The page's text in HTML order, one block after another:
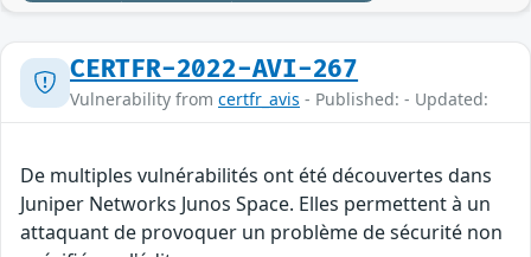
CERTFR-2022-AVI-267
Vulnerability from certfr_avis - Published: - Updated:
De multiples vulnérabilités ont été découvertes dans
Juniper Networks Junos Space. Elles permettent à un
attaquant de provoquer un problème de sécurité non